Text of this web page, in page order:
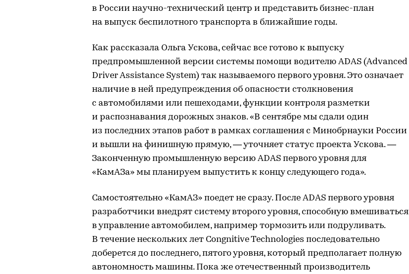
в России научно-технический центр и представить бизнес-план
на выпуск беспилотного транспорта в ближайшие годы.
Как рассказала Ольга Ускова, сейчас все готово к выпуску
предпромышленной версии системы помощи водителю ADAS (Advanced
Driver Assistance System) так называемого первого уровня. Это означает
наличие в ней предупреждения об опасности столкновения
с автомобилями или пешеходами, функции контроля разметки
и распознавания дорожных знаков. «В сентябре мы сдали один
из последних этапов работ в рамках соглашения с Минобрнауки России
и вышли на финишную прямую, — уточняет статус проекта Ускова. —
Законченную промышленную версию ADAS первого уровня для
«КамАЗа» мы планируем выпустить к концу следующего года».
Самостоятельно «КамАЗ» поедет не сразу. После ADAS первого уровня
разработчики внедрят систему второго уровня, способную вмешиваться
в управление автомобилем, например тормозить или подруливать.
В течение нескольких лет Congnitive Technologies последовательно
доберется до последнего, пятого уровня, который предполагает полную
автономность машины. Пока же отечественный производитель